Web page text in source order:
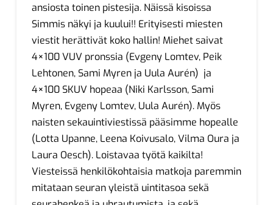
ansiosta toinen pistesija. Näissä kisoissa
Simmis näkyi ja kuului!! Erityisesti miesten
viestit herättivät koko hallin! Miehet saivat
4×100 VUV pronssia (Evgeny Lomtev, Peik
Lehtonen, Sami Myren ja Uula Aurén) ja
4×100 SKUV hopeaa (Niki Karlsson, Sami
Myren, Evgeny Lomtev, Uula Aurén). Myös
naisten sekauintiviestissä pääsimme hopealle
(Lotta Upanne, Leena Koivusalo, Vilma Oura ja
Laura Oesch). Loistavaa työtä kaikilta!
Viesteissä henkilökohtaisia matkoja paremmin
mitataan seuran yleistä uintitasoa sekä